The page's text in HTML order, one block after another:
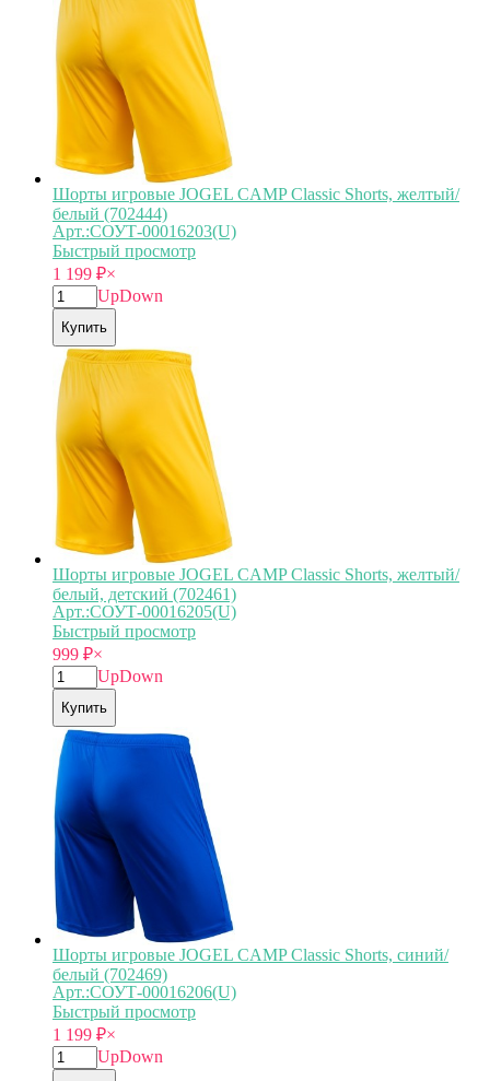
Шорты игровые JOGEL CAMP Classic Shorts, желтый/
белый (702444)
Арт.:СОУТ-00016203(U)
Быстрый просмотр
1 199 ₽×
UpDown
Купить
Шорты игровые JOGEL CAMP Classic Shorts, желтый/
белый, детский (702461)
Арт.:СОУТ-00016205(U)
Быстрый просмотр
999 ₽×
UpDown
Купить
Шорты игровые JOGEL CAMP Classic Shorts, синий/
белый (702469)
Арт.:СОУТ-00016206(U)
Быстрый просмотр
1 199 ₽×
UpDown